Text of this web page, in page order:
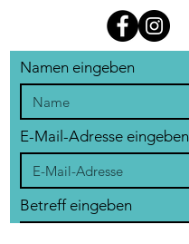
Namen eingeben
E-Mail-Adresse eingeben
Betreff eingeben